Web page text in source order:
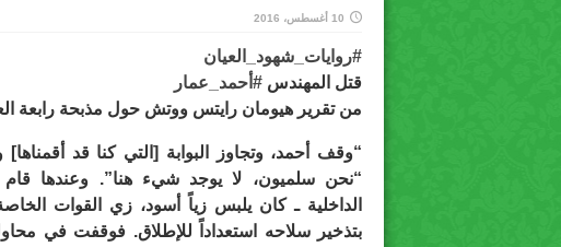
10 أغسطس، 2016
#‏روايات_شهود_العيان‬
قتل المهندس ‫#‏ أحمد_عمار‬
من تقرير هيومان رايتس ووتش حول مذبحة رابعة
“وقف أحمد، وتجاوز البوابة [التي كنا قد أقمناها]
“نحن سلميون، لا يوجد شيء هنا”. وعندها
الداخلية ـ كان يلبس زياً أسود، زي القوات
بتذخير سلاحه استعداداً للإطلاق. فوقفت في